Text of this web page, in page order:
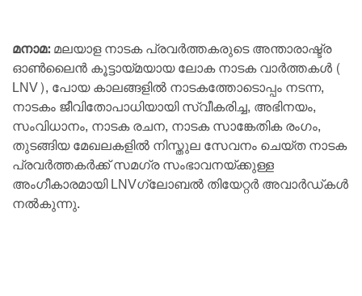
മനാമ:മലയാള നാടക പ്രവർത്തകരുടെ അന്താരാഷ്ട്ര
ഓൺലൈൻ കൂട്ടായ്മയായ ലോക നാടക വാർത്തകൾ (
LNV), പോയ കാലങ്ങളിൽ നാടകത്തോടൊപ്പം നടന്ന,
നാടകം ജീവിതോപാധിയായി സ്വീകരിച്ച, അഭിനയം,
സംവിധാനം, നാടക രചന, നാടക സാങ്കേതിക രംഗം,
തുടങ്ങിയ മേഖലകളിൽ നിസ്തുല സേവനം ചെയ്ത നാടക
പ്രവർത്തകർക്ക് സമഗ്ര സംഭാവനയ്ക്കുള്ള
അംഗീകാരമായി LNVഗ്ലോബൽ തിയേറ്റർ അവാർഡ്കൾ
നൽകുന്നു.